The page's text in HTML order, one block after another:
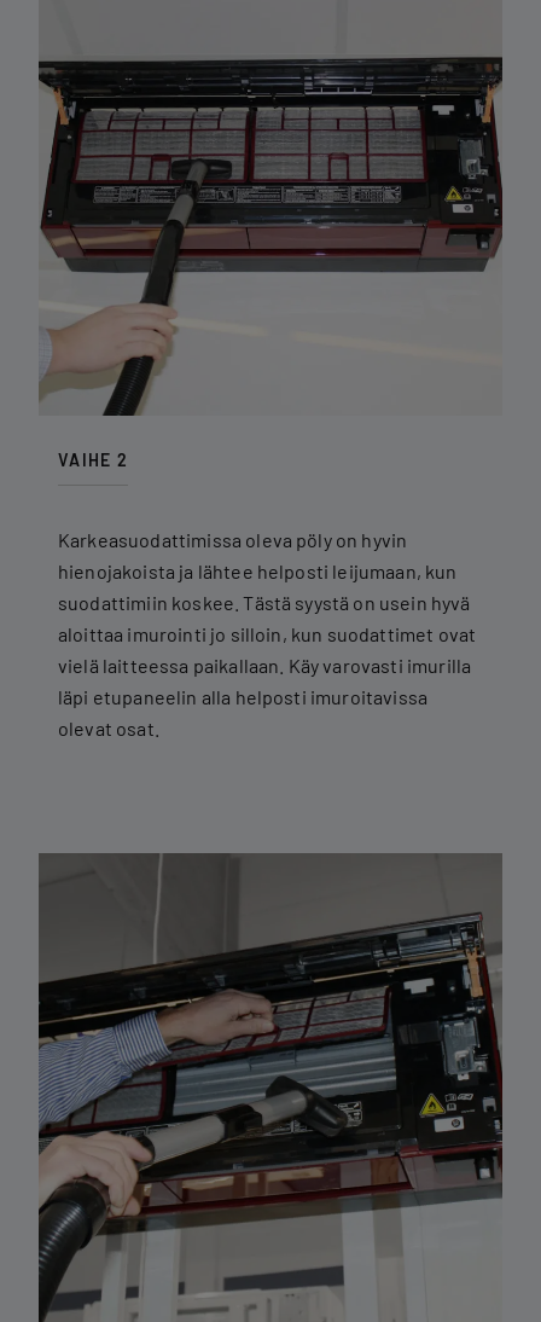
VAIHE 2
Karkeasuodattimissa oleva pöly on hyvin
hienojakoista ja lähtee helposti leijumaan, kun
suodattimiin koskee. Tästä syystä on usein hyvä
aloittaa imurointi jo silloin, kun suodattimet ovat
vielä laitteessa paikallaan. Käy varovasti imurilla
läpi etupaneelin alla helposti imuroitavissa
olevat osat.